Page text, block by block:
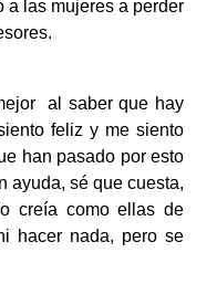
a las mujeres a perder
al saber que hay
feliz y me siento
han pasado por esto
ayuda, sé que cuesta,
creía como ellas de
hacer nada, pero se